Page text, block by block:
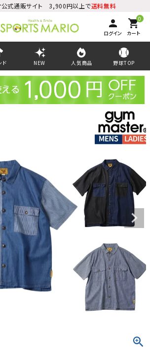
公式通販サイト 3,900円以上で送料無料
person
ログイン
0
shopping_cart
カート
ド NEW 人気商品 野球TOP
検索
ない方はこちら